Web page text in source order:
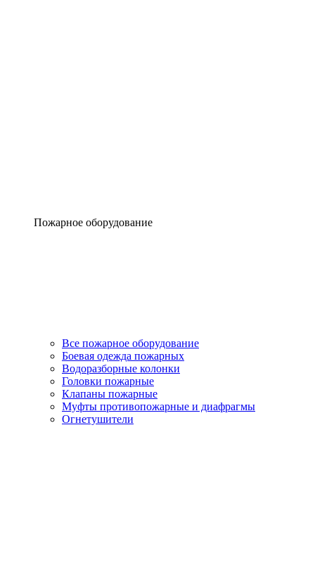
Пожарное оборудование
Все пожарное оборудование
Боевая одежда пожарных
Водоразборные колонки
Головки пожарные
Клапаны пожарные
Муфты противопожарные и диафрагмы
Огнетушители